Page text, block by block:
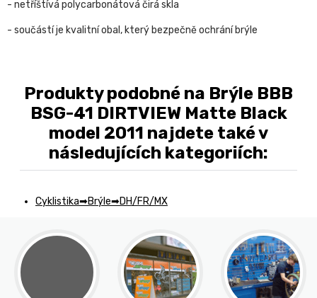
- netříštívá polycarbonátová čirá skla
- součástí je kvalitní obal, který bezpečně ochrání brýle
Produkty podobné na Brýle BBB
BSG-41 DIRTVIEW Matte Black
model 2011 najdete také v
následujících kategoriích:
Cyklistika Brýle DH/FR/MX